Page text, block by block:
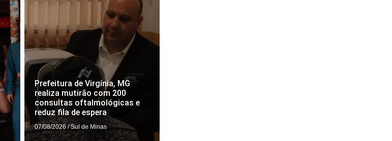
Prefeitura de Virgínia, MG
realiza mutirão com 200
consultas oftalmológicas e
reduz fila de espera
07/08/2026 / Sul de Minas